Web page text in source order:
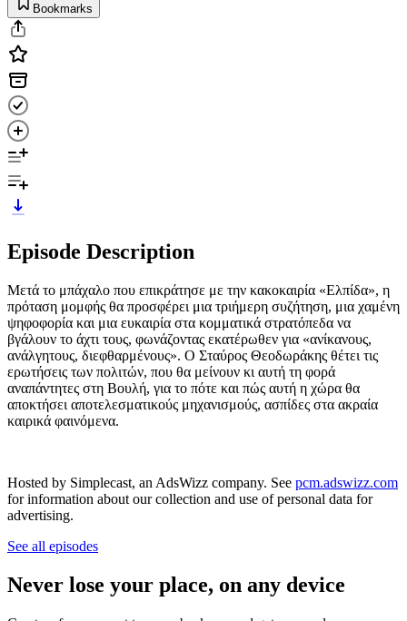
Bookmarks
Episode Description
Μετά το μπάχαλο που επικράτησε με την κακοκαιρία «Ελπίδα», η
πρόταση μομφής θα προσφέρει μια τριήμερη συζήτηση, μια χαμένη
ψηφοφορία και μια ευκαιρία στα κομματικά στρατόπεδα να
βγάλουν το άχτι τους, φωνάζοντας εκατέρωθεν για «ανίκανους,
ανάλγητους, διεφθαρμένους». Ο Σταύρος Θεοδωράκης θέτει τις
ερωτήσεις των πολιτών, που θα μείνουν κι αυτή τη φορά
αναπάντητες στη Βουλή, για το πότε και πώς αυτή η χώρα θα
αποκτήσει αποτελεσματικούς μηχανισμούς, ασπίδες στα ακραία
καιρικά φαινόμενα.
Hosted by Simplecast, an AdsWizz company. See pcm.adswizz.com
for information about our collection and use of personal data for
advertising.
See all episodes
Never lose your place, on any device